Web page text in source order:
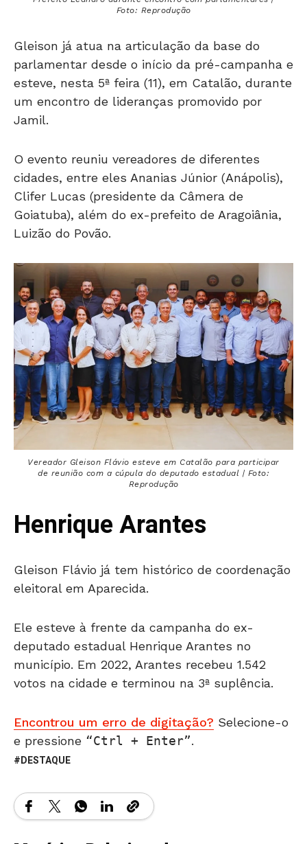
Foto: Reprodução
Gleison já atua na articulação da base do
parlamentar desde o início da pré-campanha e
esteve, nesta 5ª feira (11), em Catalão, durante
um encontro de lideranças promovido por
Jamil.
O evento reuniu vereadores de diferentes
cidades, entre eles Ananias Júnior (Anápolis),
Clifer Lucas (presidente da Câmera de
Goiatuba), além do ex-prefeito de Aragoiânia,
Luizão do Povão.
Vereador Gleison Flávio esteve em Catalão para participar
de reunião com a cúpula do deputado estadual | Foto:
Reprodução
Henrique Arantes
Gleison Flávio já tem histórico de coordenação
eleitoral em Aparecida.
Ele esteve à frente da campanha do ex-
deputado estadual Henrique Arantes no
município. Em 2022, Arantes recebeu 1.542
votos na cidade e terminou na 3ª suplência.
Encontrou um erro de digitação? Selecione-o
e pressione
Ctrl + Enter .
DESTAQUE